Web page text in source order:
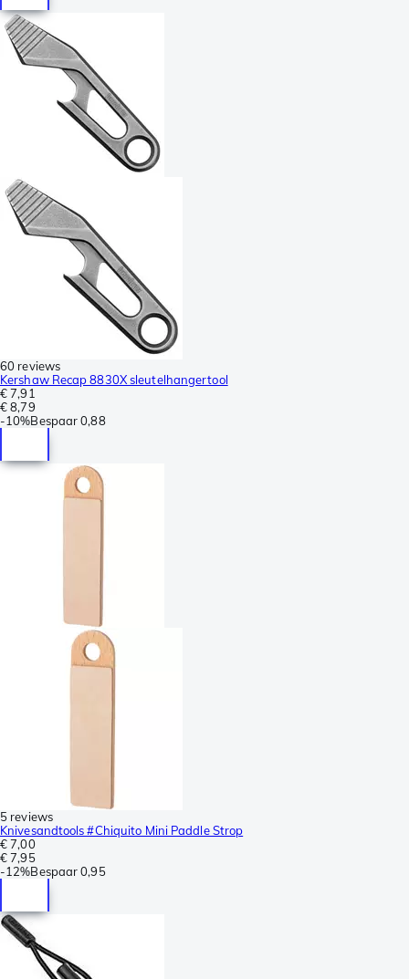
60 reviews
Kershaw Recap 8830X sleutelhangertool
€ 7,91
€ 8,79
-10%Bespaar 0,88
5 reviews
Knivesandtools #Chiquito Mini Paddle Strop
€ 7,00
€ 7,95
-12%Bespaar 0,95